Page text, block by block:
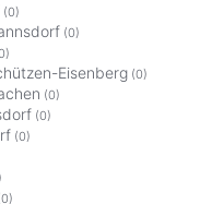
(0)
(0)
Eisenberg (0)
(0)
(0)
(0)